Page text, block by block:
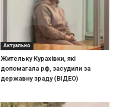
Актуально
Жительку Курахівки, які
допомагала рф, засудили за
державну зраду (ВІДЕО)